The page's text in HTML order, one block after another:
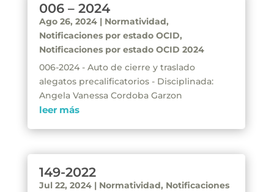
006 – 2024
Ago 26, 2024| Normatividad,
Notificaciones por estado OCID,
Notificaciones por estado OCID 2024
006-2024 - Auto de cierre y traslado
alegatos precalificatorios - Disciplinada:
Angela Vanessa Cordoba Garzon
leer más
149-2022
Jul 22, 2024| Normatividad, Notificaciones